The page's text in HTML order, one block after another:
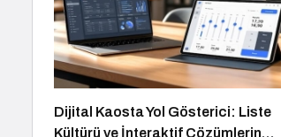
Dijital Kaosta Yol Gösterici: Liste
Kültürü ve İnteraktif Çözümlerin